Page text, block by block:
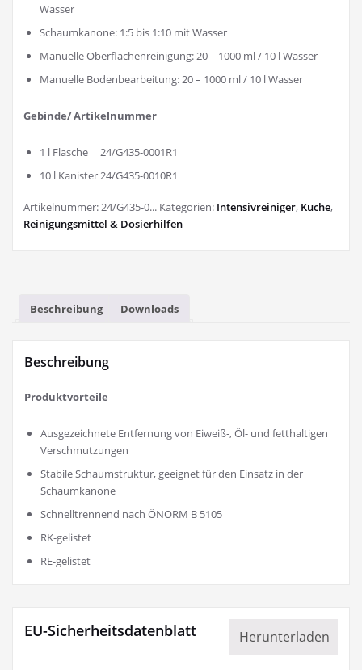
Wasser
Schaumkanone: 1:5 bis 1:10 mit Wasser
Manuelle Oberflächenreinigung: 20 – 1000 ml / 10 l Wasser
Manuelle Bodenbearbeitung: 20 – 1000 ml / 10 l Wasser
Gebinde/ Artikelnummer
1 l Flasche 24/G435-0001R1
10 l Kanister 24/G435-0010R1
Artikelnummer:24/G435-0... Kategorien: Intensivreiniger, Küche,
Reinigungsmittel & Dosierhilfen
Beschreibung Downloads
Beschreibung
Produktvorteile
Ausgezeichnete Entfernung von Eiweiß-, Öl- und fetthaltigen
Verschmutzungen
Stabile Schaumstruktur, geeignet für den Einsatz in der
Schaumkanone
Schnelltrennend nach ÖNORM B 5105
RK-gelistet
RE-gelistet
EU-Sicherheitsdatenblatt Herunterladen